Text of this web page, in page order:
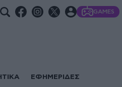
GAMES
ΕΦΗΜΕΡΙΔΕΣ